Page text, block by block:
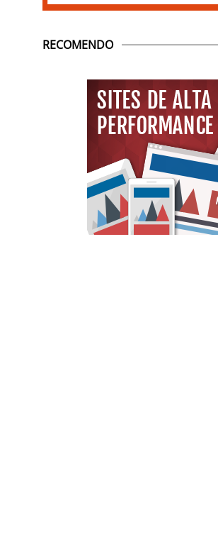
RECOMENDO